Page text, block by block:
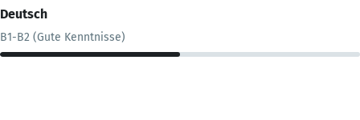
Deutsch
B1-B2 (Gute Kenntnisse)